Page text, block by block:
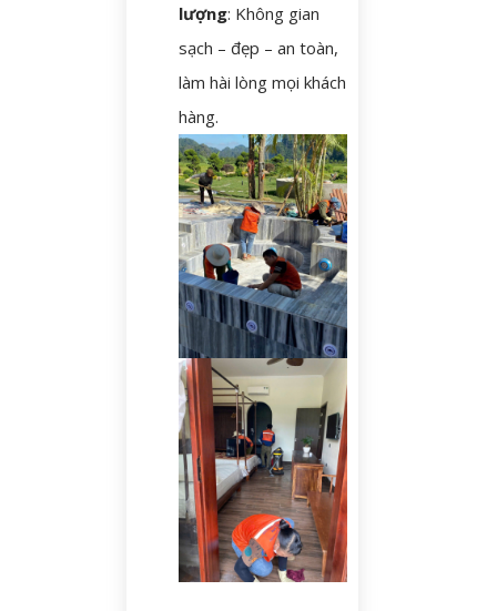
lượng: Không gian
sạch – đẹp – an toàn,
làm hài lòng mọi khách
hàng.